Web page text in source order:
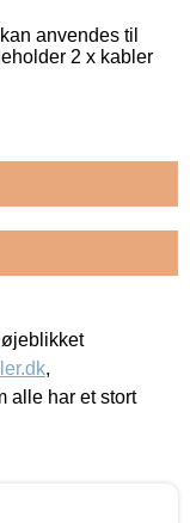
anvendes til
2 x kabler
,
alle har et stort